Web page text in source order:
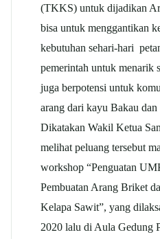
(TKKS) untuk dijadikan
bisa untuk menggantikan
kebutuhan sehari-hari
pemerintah untuk menarik
juga berpotensi untuk
arang dari kayu Bakau
Dikatakan Wakil Ketua
melihat peluang tersebut
workshop “Penguatan
Pembuatan Arang Briket
Kelapa Sawit”, yang
2020 lalu di Aula Gedung